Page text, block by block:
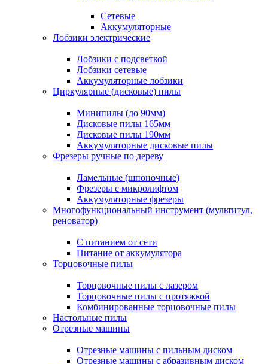
Сетевые
Аккумуляторные
Лобзики электрические
Лобзики с подсветкой
Лобзики сетевые
Аккумуляторные лобзики
Циркулярные (дисковые) пилы
Минипилы (до 90мм)
Дисковые пилы 165мм
Дисковые пилы 190мм
Аккумуляторные дисковые пилы
Фрезеры ручные по дереву
Ламельные (шпоночные)
Фрезеры с микролифтом
Аккумуляторные фрезеры
Многофункциональный инструмент (мультитул,
реноватор)
С питанием от сети
Питание от аккумулятора
Торцовочные пилы
Торцовочные пилы с лазером
Торцовочные пилы с протяжкой
Комбинированные торцовочные пилы
Настольные пилы
Отрезные машины
Отрезные машины с пильным диском
Отрезные машины с абразивным диском